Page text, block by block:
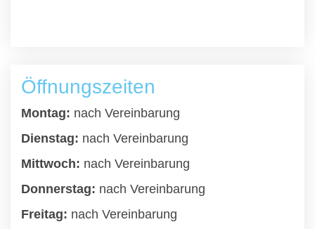
Öffnungszeiten
Montag: nach Vereinbarung
Dienstag: nach Vereinbarung
Mittwoch: nach Vereinbarung
Donnerstag: nach Vereinbarung
Freitag: nach Vereinbarung